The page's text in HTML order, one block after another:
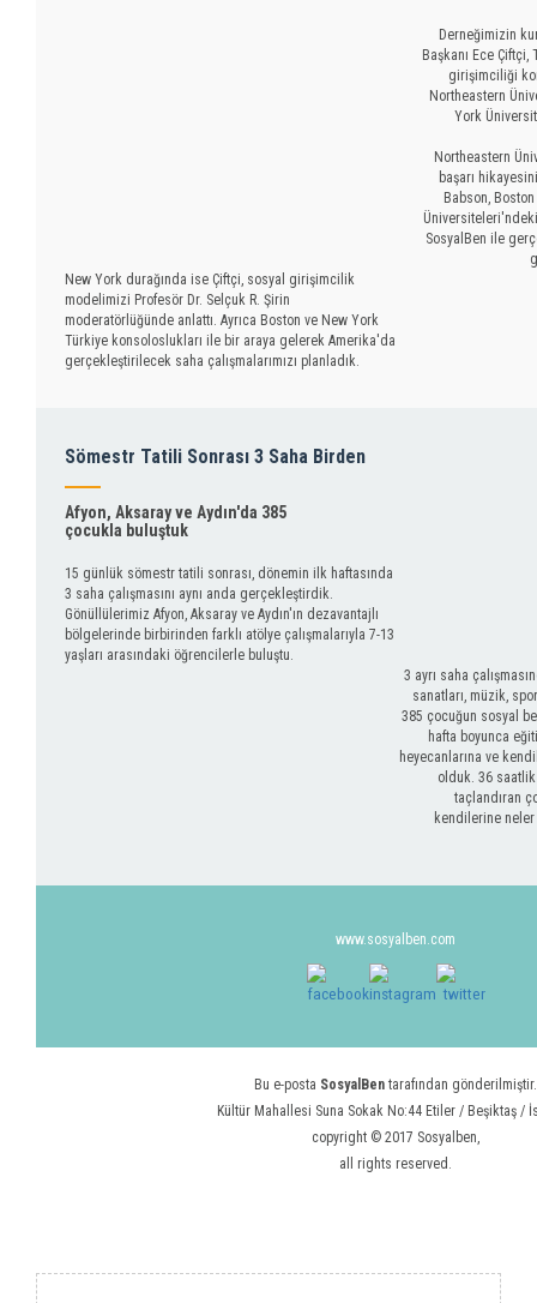
Derneğimizin
Başkanı Ece
girişimciliği
Northeastern
York
Northeastern
başarı
Babson,
SosyalBen ile
New York durağında ise Çiftçi, sosyal girişimcilik
modelimizi Profesör Dr. Selçuk R. Şirin
moderatörlüğünde anlattı. Ayrıca Boston ve New York
Türkiye konsoloslukları ile bir araya gelerek Amerika'da
gerçekleştirilecek saha çalışmalarımızı planladık.
Sömestr Tatili Sonrası 3 Saha Birden
Afyon, Aksaray ve Aydın'da 385
çocukla buluştuk
15 günlük sömestr tatili sonrası, dönemin ilk haftasında
3 saha çalışmasını aynı anda gerçekleştirdik.
Gönüllülerimiz Afyon, Aksaray ve Aydın'ın dezavantajlı
bölgelerinde birbirinden farklı atölye çalışmalarıyla 7-13
yaşları arasındaki öğrencilerle buluştu.
3 ayrı saha
sanatları, müzik,
385 çocuğun sosyal
hafta boyunca
heyecanlarına ve
olduk. 36 saatlik
taçlandıran
kendilerine neler
www.sosyalben.com
Bu e-posta SosyalBen tarafından gönderilmiştir.
Kültür Mahallesi Suna Sokak No:44 Etiler / Beşiktaş /
copyright © 2017 Sosyalben,
all rights reserved.